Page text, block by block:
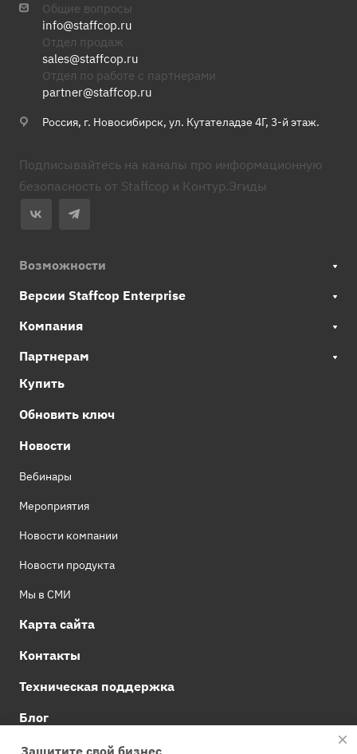
Общие вопросы
info@staffcop.ru
Отдел продаж
sales@staffcop.ru
Отдел по работе с партнерами
partner@staffcop.ru
Россия, г. Новосибирск, ул. Кутателадзе 4Г, 3-й этаж.
Подписывайтесь на каналы про информационную
безопасность от Staffcop и Контур.Эгиды
Возможности
Версии Staffcop Enterprise
Компания
Партнерам
Купить
Обновить ключ
Новости
Вебинары
Мероприятия
Новости компании
Новости продукта
Мы в СМИ
Карта сайта
Контакты
Техническая поддержка
Блог
Документация Staffcop Enterprise
Защитите свой бизнес